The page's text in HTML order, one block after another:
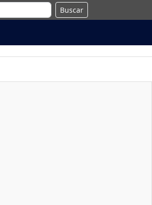
Buscar